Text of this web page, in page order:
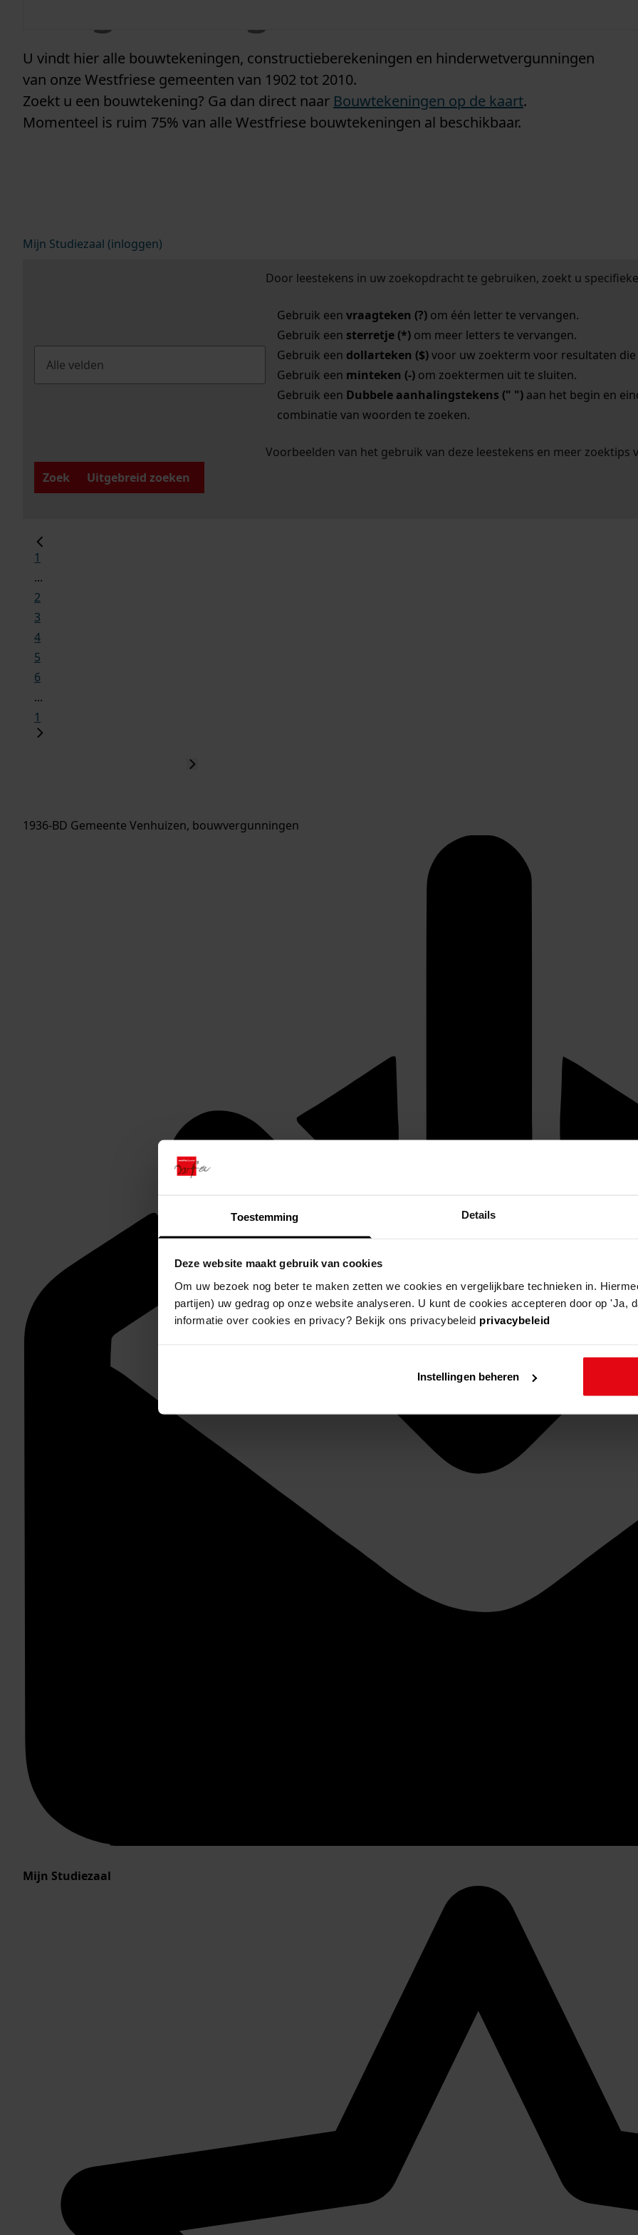
Toestemming Details
Deze website maakt gebruik van cookies
Om uw bezoek nog beter te maken zetten we cookies en vergelijkbare technieken in.
partijen) uw gedrag op onze website analyseren. U kunt de cookies accepteren door op 'Ja,
informatie over cookies en privacy? Bekijk ons privacybeleid privacybeleid
Instellingen beheren
U vindt hier alle bouwtekeningen, constructieberekeningen en hinderwetvergunningen
van onze Westfriese gemeenten van 1902 tot 2010.
Zoekt u een bouwtekening? Ga dan direct naar Bouwtekeningen op de kaart.
Momenteel is ruim 75% van alle Westfriese bouwtekeningen al beschikbaar.
Mijn Studiezaal (inloggen)
Door leestekens in uw zoekopdracht te gebruiken, zoekt u
Gebruik een vraagteken (?)om één letter te vervangen.
Gebruik een sterretje (*)om meer letters te vervangen.
Gebruik een dollarteken ($)voor uw zoekterm voor resultaten die
Gebruik een minteken (-)om zoektermen uit te sluiten.
Gebruik een Dubbele aanhalingstekens (" ")aan het begin en
combinatie van woorden te zoeken.
Voorbeelden van het gebruik van deze leestekens en meer zoektips
Zoek
Uitgebreid zoeken
1
...
2
3
4
5
6
...
1
1936-BD Gemeente Venhuizen, bouwvergunningen
Mijn Studiezaal